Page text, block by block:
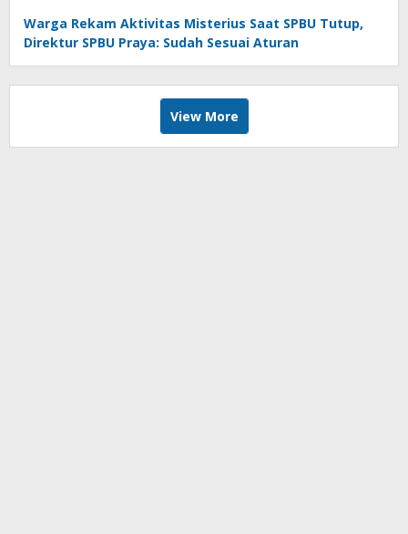
Warga Rekam Aktivitas Misterius Saat SPBU Tutup,
Direktur SPBU Praya: Sudah Sesuai Aturan
View More